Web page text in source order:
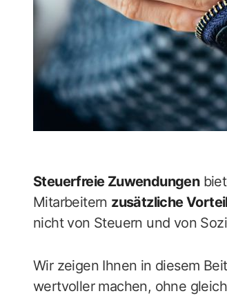
Steuerfreie Zuwendungen
Mitarbeitern zusätzliche
nicht von Steuern und von
Wir zeigen Ihnen in diesem
wertvoller machen, ohne